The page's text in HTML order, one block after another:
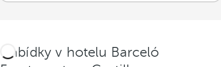
Nabídky v hotelu Barceló